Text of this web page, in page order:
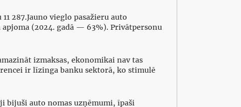
287.Jauno vieglo pasažieru auto
(2024. gadā — 63%). Privātpersonu
izmaksas, ekonomikai nav tas
ir līzinga banku sektorā, ko stimulē
bijuši auto nomas uzņēmumi, īpaši